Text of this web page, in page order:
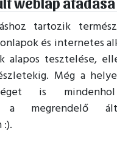
tartozik
és internetes
alapos tesztelése,
Még a
is
a megrendelő